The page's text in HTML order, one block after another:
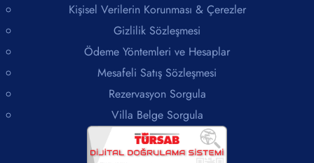
Kişisel Verilerin Korunması & Çerezler
Gizlilik Sözleşmesi
Ödeme Yöntemleri ve Hesaplar
Mesafeli Satış Sözleşmesi
Rezervasyon Sorgula
Villa Belge Sorgula